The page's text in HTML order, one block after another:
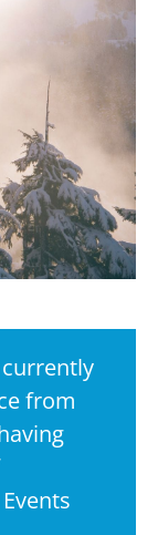
currently
from